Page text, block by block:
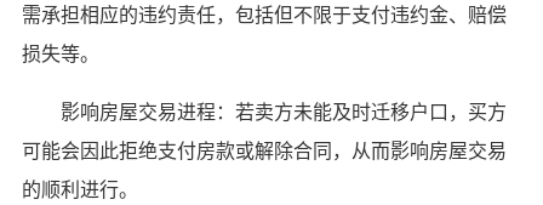
需承担相应的违约责任，包括但不限于支付违约金、赔偿
损失等。
影响房屋交易进程：若卖方未能及时迁移户口，买方
可能会因此拒绝支付房款或解除合同，从而影响房屋交易
的顺利进行。